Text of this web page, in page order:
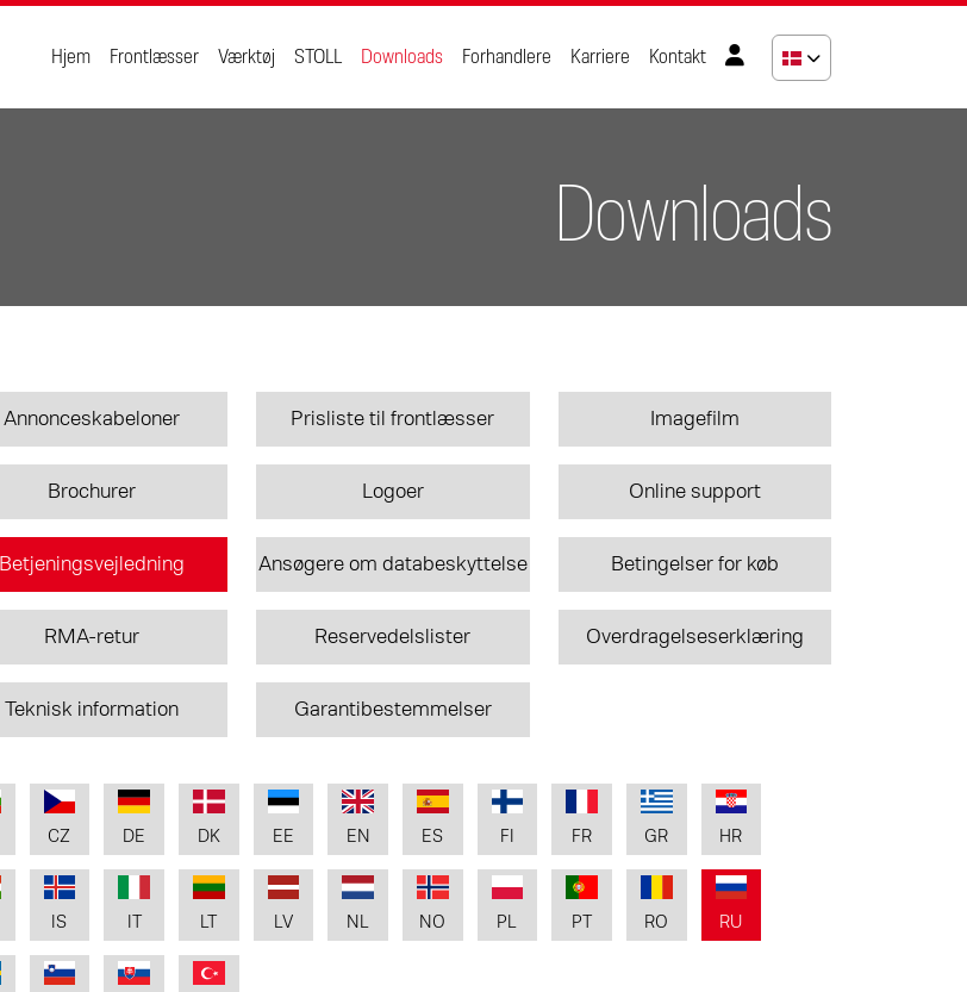
Hjem Frontlæsser Værktøj STOLL Downloads Forhandlere Karriere Kontakt
Downloads
Annonceskabeloner Prisliste til frontlæsser Imagefilm
Brochurer Logoer Online support
Betjeningsvejledning Ansøgere om databeskyttelse Betingelser for køb
RMA-retur Reservedelslister Overdragelseserklæring
Teknisk information Garantibestemmelser
CZ DE DK EE EN ES FI FR GR HR
IS LT LV NL NO PL PT RO RU